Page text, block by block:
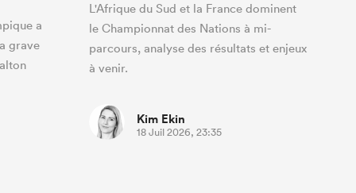
a
grave
L'Afrique du Sud et la France dominent
le Championnat des Nations à mi-
parcours, analyse des résultats et enjeux
à venir.
Kim Ekin
18 Juil 2026, 23:35